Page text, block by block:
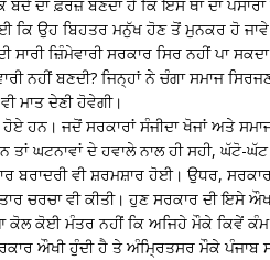
ਬੰਦੇ ਦਾ ਫ਼ਰਜ਼ ਬਣਦਾ ਹੈ ਕਿ ਇਸ ਥਾਂ ਦਾ
ਕਿ ਉਹ ਬਿਹਤਰ ਮਨੁੱਖ ਹੋਣ ਤੋਂ ਮੁਨਕਰ ਹੋ
ਜ਼ਿੰਮੇਵਾਰੀ ਸਰਕਾਰ ਸਿਰ ਨਹੀਂ ਪਾ
ਬਣਦੀ? ਜਿਨ੍ਹਾਂ ਨੇ ਚੰਗਾ ਸਮਾਜ
ਮਾਤ ਦੇਣੀ ਹੋਵੇਗੀ।
ਹਨ। ਜਦੋਂ ਸਰਕਾਰਾਂ ਸੰਜੀਦਾ ਖੋਜਾਂ ਅਤੇ
ਘਟਨਾਵਾਂ ਦੇ ਹਵਾਲੇ ਨਾਲ ਹੀ ਸਹੀ, ਘੱਟੋ-
ਵੀ ਸ਼ਰਮਸ਼ਾਰ ਹੋਈ। ਉਧਰ,
ਚਰਚਾ ਵੀ ਕੀਤੀ। ਹੁਣ ਸਰਕਾਰ ਦੀ ਇਸੇ ਔਖ
ਕੋਲ ਕੋਈ ਮੰਤਰ ਨਹੀਂ ਕਿ ਅਜਿਹੇ ਮੌਕੇ ਕਿਵੇਂ
ਔਖੀ ਹੁੰਦੀ ਹੈ ਤੇ ਅੰਮ੍ਰਿਤਸਰ ਮੌਕੇ ਪੰਜਾਬ